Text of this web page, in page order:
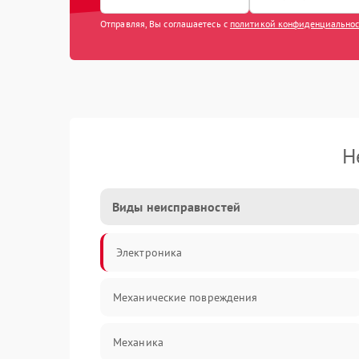
Отправляя, Вы соглашаетесь с политикой
Виды неисправностей
Электроника
Механические повреждения
Механика